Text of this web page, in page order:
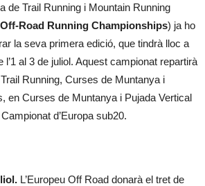
de Trail Running i Mountain Running
Road Running Championships) ja ho
la seva primera edició, que tindrà lloc a
l’1 al 3 de juliol. Aquest campionat repartirà
Running, Curses de Muntanya i
en Curses de Muntanya i Pujada Vertical
d’Europa sub20.
L’Europeu Off Road donarà el tret de